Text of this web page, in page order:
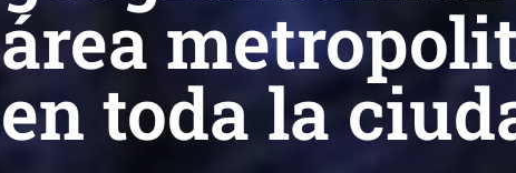
área
en toda la